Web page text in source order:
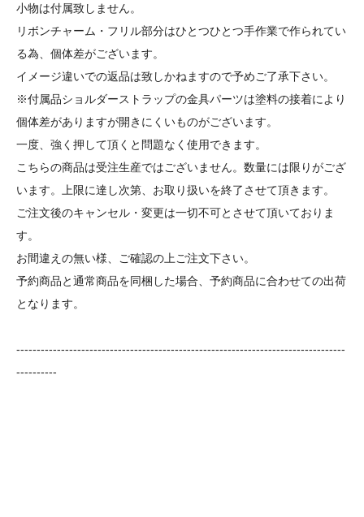
小物は付属致しません。
リボンチャーム・フリル部分はひとつひとつ手作業で作られてい
る為、個体差がございます。
イメージ違いでの返品は致しかねますので予めご了承下さい。
※付属品ショルダーストラップの金具パーツは塗料の接着により
個体差がありますが開きにくいものがございます。
一度、強く押して頂くと問題なく使用できます。
こちらの商品は受注生産ではございません。数量には限りがござ
います。上限に達し次第、お取り扱いを終了させて頂きます。
ご注文後のキャンセル・変更は一切不可とさせて頂いておりま
す。
お間違えの無い様、ご確認の上ご注文下さい。
予約商品と通常商品を同梱した場合、予約商品に合わせての出荷
となります。
---------------------------------------------------------------------------------
----------